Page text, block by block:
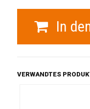
In
VERWANDTES